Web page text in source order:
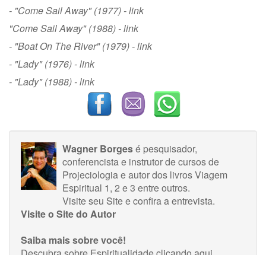
- "Come Sail Away" (1977) -link
"Come Sail Away" (1988) -link
- "Boat On The River" (1979) -link
- "Lady" (1976) -link
- "Lady" (1988) -link
Wagner Borgesé pesquisador,
conferencista e instrutor de cursos de
Projeciologia e autor dos livros Viagem
Espiritual 1, 2 e 3 entre outros.
Visite seu Siteeconfira a entrevista.
Visite o Site do Autor
Saiba mais sobre você!